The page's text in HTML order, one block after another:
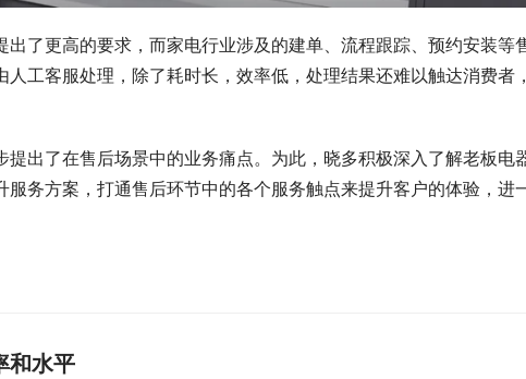
了更高的要求，而家电行业涉及的建单、流程跟踪、预约安装等
工客服处理，除了耗时长，效率低，处理结果还难以触达消费者
出了在售后场景中的业务痛点。为此，晓多积极深入了解老板电
务方案，打通售后环节中的各个服务触点来提升客户的体验，进
和水平